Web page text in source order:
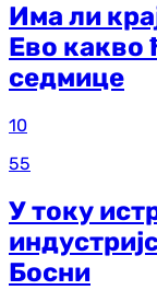
Има ли
Ево какво
седмице
10
55
У току
Босни